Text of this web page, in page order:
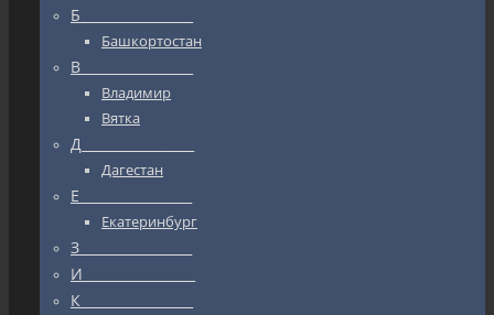
Б_________________
Башкортостан
В_________________
Владимир
Вятка
Д_________________
Дагестан
Е_________________
Екатеринбург
З_________________
И_________________
К_________________